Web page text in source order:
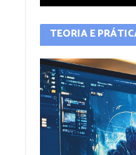
TEORIA E